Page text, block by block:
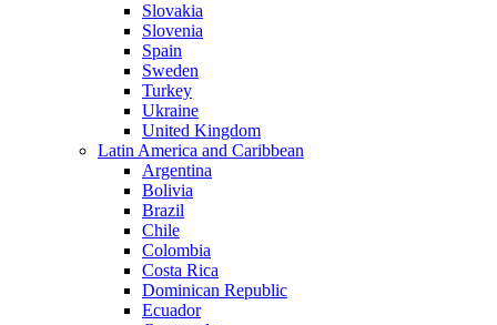
Slovakia
Slovenia
Spain
Sweden
Turkey
Ukraine
United Kingdom
Latin America and Caribbean
Argentina
Bolivia
Brazil
Chile
Colombia
Costa Rica
Dominican Republic
Ecuador